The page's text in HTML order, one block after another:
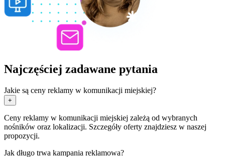
Najczęściej zadawane pytania
Jakie są ceny reklamy w komunikacji miejskiej?
+
Ceny reklamy w komunikacji miejskiej zależą od wybranych
nośników oraz lokalizacji. Szczegóły oferty znajdziesz w naszej
propozycji.
Jak długo trwa kampania reklamowa?